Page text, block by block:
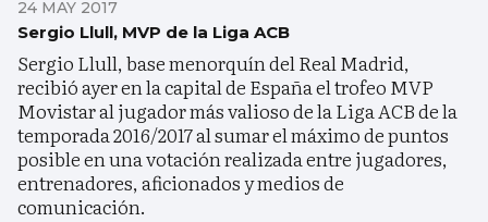
24 MAY 2017
Sergio Llull, MVP de la Liga ACB
Sergio Llull, base menorquín del Real Madrid,
recibió ayer en la capital de España el trofeo MVP
Movistar al jugador más valioso de la Liga ACB de la
temporada 2016/2017 al sumar el máximo de puntos
posible en una votación realizada entre jugadores,
entrenadores, aficionados y medios de
comunicación.